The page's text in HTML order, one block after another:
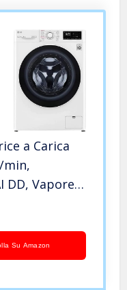
a Carica
min,
DD, Vapore
Direct
Su Amazon